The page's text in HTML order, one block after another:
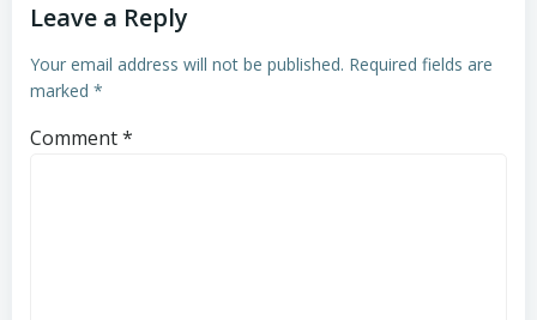
Leave a Reply
Your email address will not be published. Required fields are
marked *
Comment*